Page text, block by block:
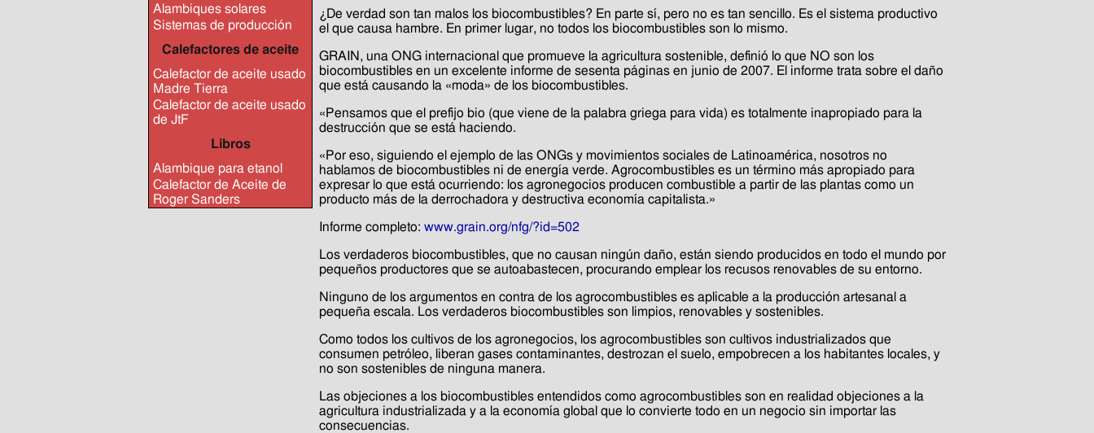
¿De verdad son tan malos los biocombustibles? En parte sí, pero no es tan sencillo. Es el sistema productivo
el que causa hambre. En primer lugar, no todos los biocombustibles son lo mismo.
GRAIN, una ONG internacional que promueve la agricultura sostenible, definió lo que NO son los
biocombustibles en un excelente informe de sesenta páginas en junio de 2007. El informe trata sobre el daño
que está causando la «moda» de los biocombustibles.
«Pensamos que el prefijo bio (que viene de la palabra griega para vida) es totalmente inapropiado para la
destrucción que se está haciendo.
«Por eso, siguiendo el ejemplo de las ONGs y movimientos sociales de Latinoamérica, nosotros no
hablamos de biocombustibles ni de energía verde. Agrocombustibles es un término más apropiado para
expresar lo que está ocurriendo: los agronegocios producen combustible a partir de las plantas como un
producto más de la derrochadora y destructiva economía capitalista.»
Informe completo: www.grain.org/nfg/?id=502
Los verdaderos biocombustibles, que no causan ningún daño, están siendo producidos en todo el mundo por
pequeños productores que se autoabastecen, procurando emplear los recusos renovables de su entorno.
Ninguno de los argumentos en contra de los agrocombustibles es aplicable a la producción artesanal a
pequeña escala. Los verdaderos biocombustibles son limpios, renovables y sostenibles.
Como todos los cultivos de los agronegocios, los agrocombustibles son cultivos industrializados que
consumen petróleo, liberan gases contaminantes, destrozan el suelo, empobrecen a los habitantes locales, y
no son sostenibles de ninguna manera.
Las objeciones a los biocombustibles entendidos como agrocombustibles son en realidad objeciones a la
agricultura industrializada y a la economía global que lo convierte todo en un negocio sin importar las
consecuencias.
Alambiques solares
Sistemas de producción
Calefactores de aceite
Calefactor de aceite usado
Madre Tierra
Calefactor de aceite usado
de JtF
Libros
Alambique para etanol
Calefactor de Aceite de
Roger Sanders